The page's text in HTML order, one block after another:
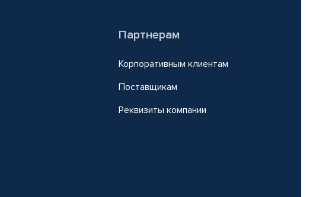
Партнерам
Корпоративным клиентам
Поставщикам
Реквизиты компании